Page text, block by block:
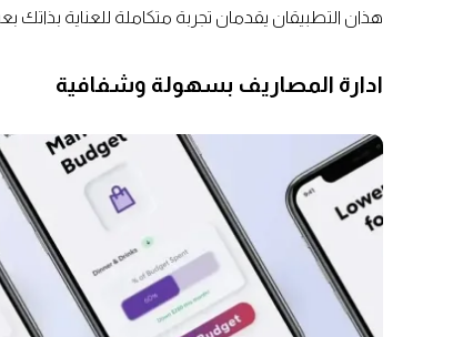
هذان التطبيقان يقدمان تجربة متكاملة للعناية بذاتك
ادارة المصاريف بسهولة وشفافية